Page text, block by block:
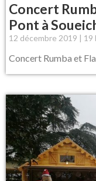
Concert
Pont à
12 décembre 2019 19
Concert Rumba et